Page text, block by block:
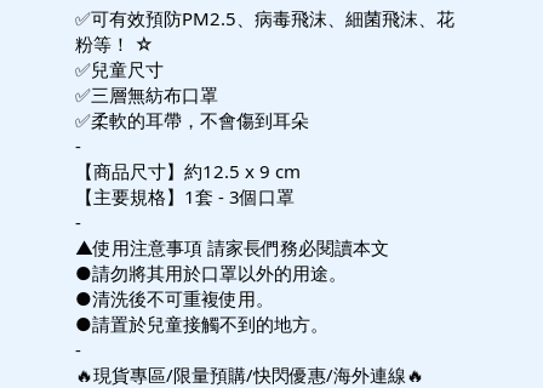
✅可有效預防PM2.5、病毒飛沫、細菌飛沫、花
粉等！ ☆
✅兒童尺寸
✅三層無紡布口罩
✅柔軟的耳帶，不會傷到耳朵
-
【商品尺寸】約12.5 x 9 cm
【主要規格】1套 - 3個口罩
-
▲使用注意事項 請家長們務必閱讀本文
●請勿將其用於口罩以外的用途。
●清洗後不可重複使用。
●請置於兒童接觸不到的地方。
-
🔥現貨專區/限量預購/快閃優惠/海外連線🔥